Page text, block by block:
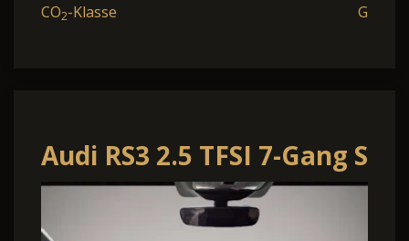
CO2-Klasse G
Audi RS3 2.5 TFSI 7-Gang S
tronic quattro